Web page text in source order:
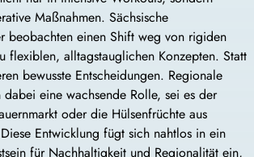
Maßnahmen. Sächsische
beobachten einen Shift weg von rigiden
flexiblen, alltagstauglichen Konzepten. Statt
bewusste Entscheidungen. Regionale
dabei eine wachsende Rolle, sei es der
oder die Hülsenfrüchte aus
Entwicklung fügt sich nahtlos in ein
für Nachhaltigkeit und Regionalität ein,